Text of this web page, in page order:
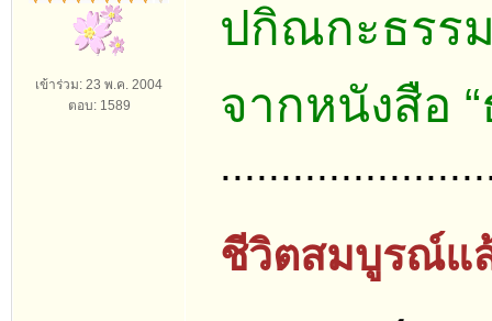
เข้าร่วม: 23 พ.ค. 2004
ตอบ: 1589
ปกิณกะธรร
จากหนังสือ
ชีวิตสมบูรณ์แ